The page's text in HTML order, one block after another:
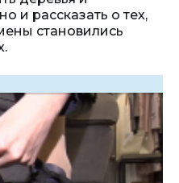
и рассказать о тех,
становились